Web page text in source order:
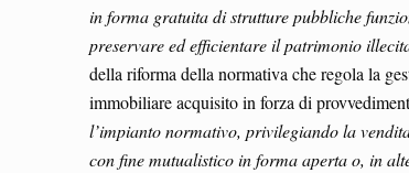
in forma gratuita di strutture pubbliche
preservare ed efficientare il patrimonio
della riforma della normativa che regola la
immobiliare acquisito in forza di
l’impianto normativo, privilegiando la
con fine mutualistico in forma aperta o, in